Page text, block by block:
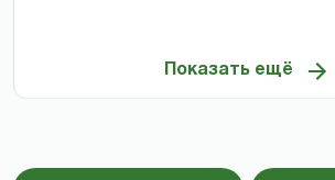
Показать ещё